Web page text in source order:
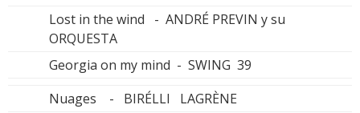
Lost in the wind - ANDRÉ PREVIN y su
ORQUESTA
Georgia on my mind - SWING 39
Nuages - BIRÉLLI LAGRÈNE